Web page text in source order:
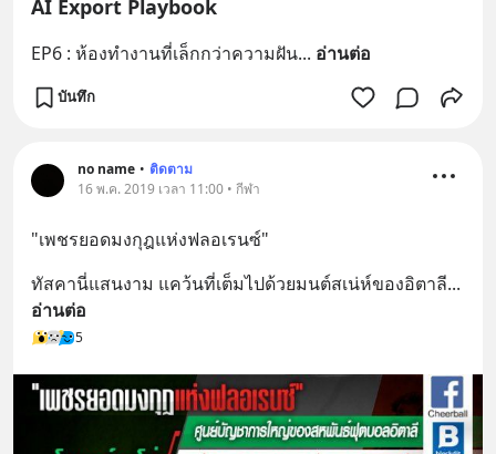
AI Export Playbook
EP6 : ห้องทำงานที่เล็กกว่าความฝัน... อ่านต่อ
บันทึก
no name • ติดตาม
16 พ.ค. 2019 เวลา 11:00 • กีฬา
"เพชรยอดมงกุฎแห่งฟลอเรนซ์"
ทัสคานี่แสนงาม แคว้นที่เต็มไปด้วยมนต์สเน่ห์ของอิตาลี
อ่านต่อ
5